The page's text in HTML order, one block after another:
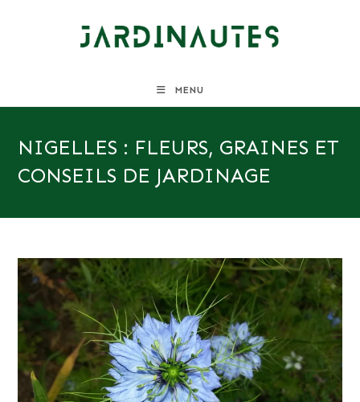
MENU
NIGELLES : FLEURS, GRAINES ET
CONSEILS DE JARDINAGE